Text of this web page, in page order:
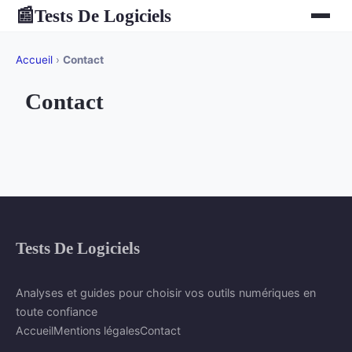
📰Tests De Logiciels
Accueil › Contact
Contact
Tests De Logiciels
Analyses et guides pour choisir vos outils numériques en
toute confiance
AccueilMentions légalesContact